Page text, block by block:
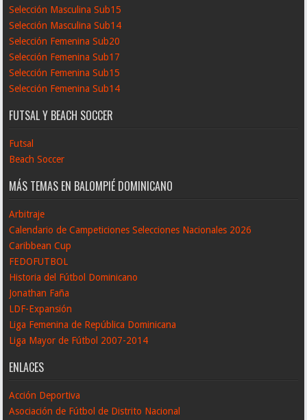
Selección Masculina Sub15
Selección Masculina Sub14
Selección Femenina Sub20
Selección Femenina Sub17
Selección Femenina Sub15
Selección Femenina Sub14
FUTSAL Y BEACH SOCCER
Futsal
Beach Soccer
MÁS TEMAS EN BALOMPIÉ DOMINICANO
Arbitraje
Calendario de Campeticiones Selecciones Nacionales 2026
Caribbean Cup
FEDOFUTBOL
Historia del Fútbol Dominicano
Jonathan Faña
LDF-Expansión
Liga Femenina de República Dominicana
Liga Mayor de Fútbol 2007-2014
ENLACES
Acción Deportiva
Asociación de Fútbol de Distrito Nacional